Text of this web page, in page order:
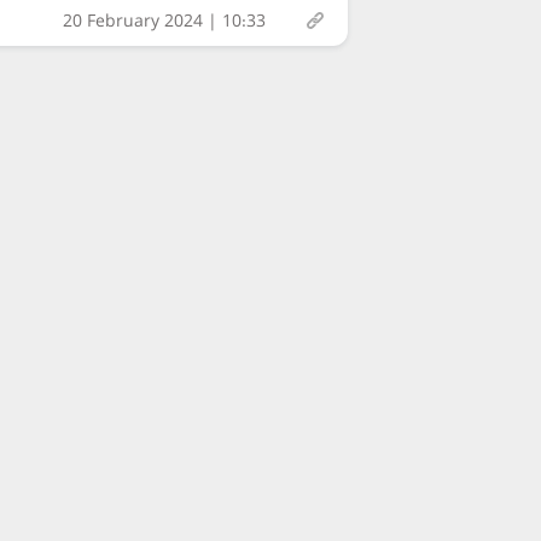
20 February 2024 | 10:33